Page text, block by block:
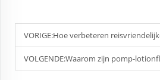
VORIGE:Hoe verbeteren reisvriendelijke
VOLGENDE:Waarom zijn pomp-lotionflessen